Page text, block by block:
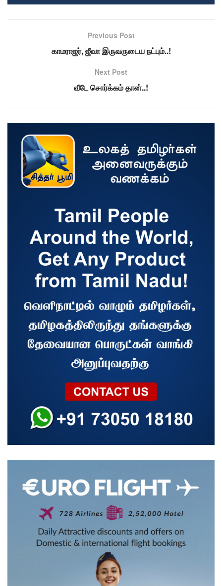
Previous Post
காமராஜர், ஜீவா இருவருடைய நட்பும்..!
Next Post
வீடே சொர்க்கம் தான்..!